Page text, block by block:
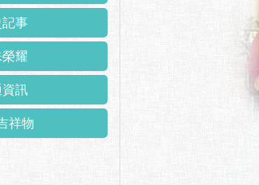
記事
耀
訊
祥物